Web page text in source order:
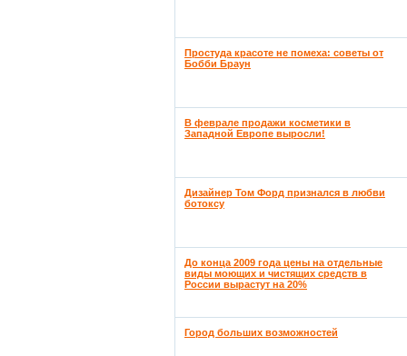
Простуда красоте не помеха: советы от
Бобби Браун
В феврале продажи косметики в
Западной Европе выросли!
Дизайнер Том Форд признался в любви
ботоксу
До конца 2009 года цены на отдельные
виды моющих и чистящих средств в
России вырастут на 20%
Город больших возможностей